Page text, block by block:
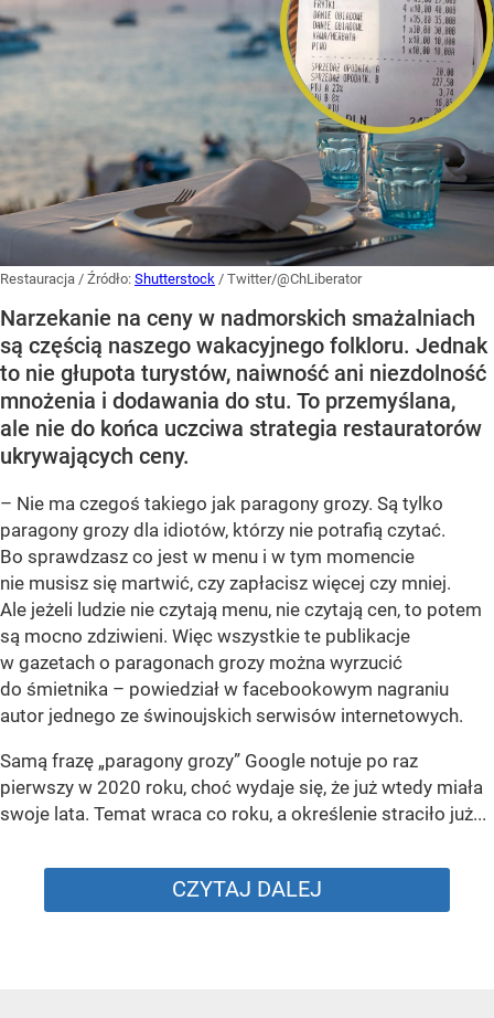
Restauracja / Źródło: Shutterstock / Twitter/@ChLiberator
Narzekanie na ceny w nadmorskich smażalniach
są częścią naszego wakacyjnego folkloru. Jednak
to nie głupota turystów, naiwność ani niezdolność
mnożenia i dodawania do stu. To przemyślana,
ale nie do końca uczciwa strategia restauratorów
ukrywających ceny.
– Nie ma czegoś takiego jak paragony grozy. Są tylko
paragony grozy dla idiotów, którzy nie potrafią czytać.
Bo sprawdzasz co jest w menu i w tym momencie
nie musisz się martwić, czy zapłacisz więcej czy mniej.
Ale jeżeli ludzie nie czytają menu, nie czytają cen, to potem
są mocno zdziwieni. Więc wszystkie te publikacje
w gazetach o paragonach grozy można wyrzucić
do śmietnika – powiedział w facebookowym nagraniu
autor jednego ze świnoujskich serwisów internetowych.
Samą frazę „paragony grozy” Google notuje po raz
pierwszy w 2020 roku, choć wydaje się, że już wtedy miała
swoje lata. Temat wraca co roku, a określenie straciło już...
CZYTAJ DALEJ